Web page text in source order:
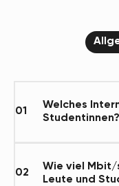
01
Welches
Studentinnen?
02
Wie viel Mbit/
Leute und